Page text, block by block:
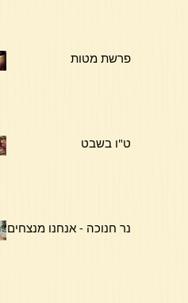
פרשת מטות
ט"ו בשבט
נר חנוכה - אנחנו מנצחים !